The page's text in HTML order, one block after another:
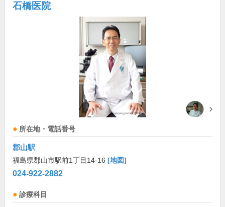
石橋医院
所在地・電話番号
郡山駅
福島県郡山市駅前1丁目14-16 [地図]
024-922-2882
診療科目